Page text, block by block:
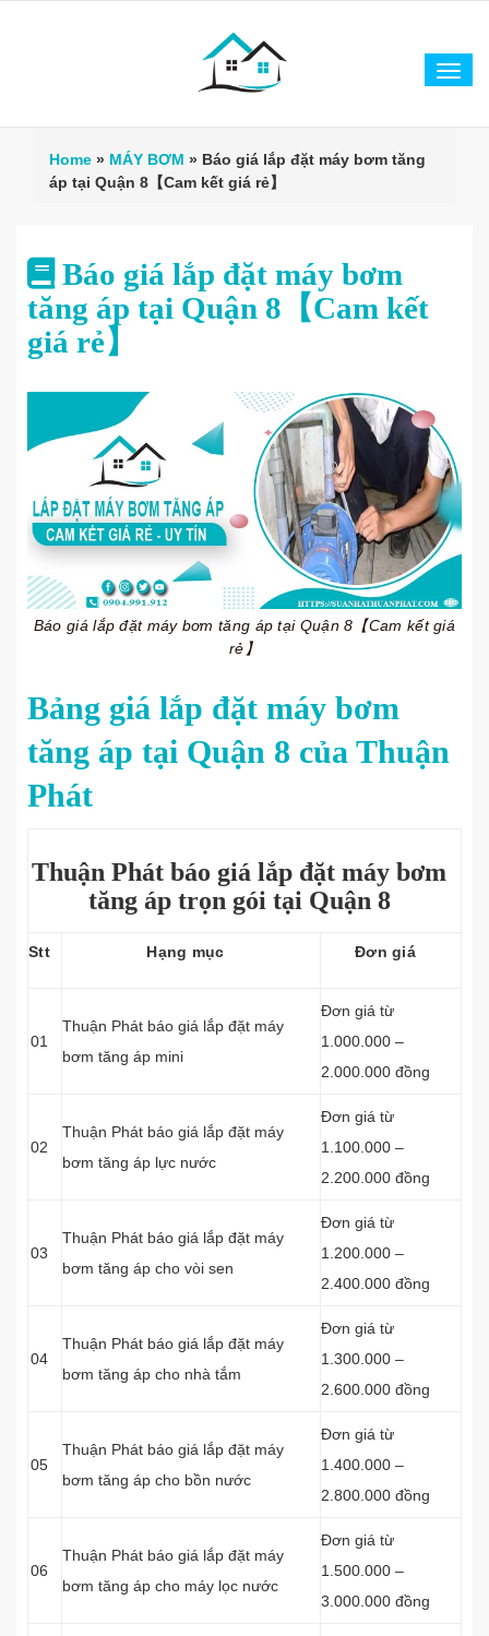
Home » MÁY BƠM » Báo giá lắp đặt máy bơm tăng
áp tại Quận 8【Cam kết giá rẻ】
Báo giá lắp đặt máy bơm
tăng áp tại Quận 8【Cam kết
giá rẻ】
Báo giá lắp đặt máy bơm tăng áp tại Quận 8【Cam kết giá
rẻ】
Bảng giá lắp đặt máy bơm
tăng áp tại Quận 8 của Thuận
Phát
Thuận Phát báo giá lắp đặt máy bơm
tăng áp trọn gói tại Quận 8
Stt Hạng mục Đơn giá
01
Thuận Phát báo giá lắp đặt máy
bơm tăng áp mini
Đơn giá từ
1.000.000 –
2.000.000 đồng
02
Thuận Phát báo giá lắp đặt máy
bơm tăng áp lực nước
Đơn giá từ
1.100.000 –
2.200.000 đồng
03
Thuận Phát báo giá lắp đặt máy
bơm tăng áp cho vòi sen
Đơn giá từ
1.200.000 –
2.400.000 đồng
04
Thuận Phát báo giá lắp đặt máy
bơm tăng áp cho nhà tắm
Đơn giá từ
1.300.000 –
2.600.000 đồng
05
Thuận Phát báo giá lắp đặt máy
bơm tăng áp cho bồn nước
Đơn giá từ
1.400.000 –
2.800.000 đồng
06
Thuận Phát báo giá lắp đặt máy
bơm tăng áp cho máy lọc nước
Đơn giá từ
1.500.000 –
3.000.000 đồng